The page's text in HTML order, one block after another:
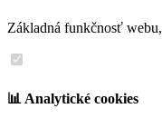
Základná funkčnosť
📊 Analytické cookies